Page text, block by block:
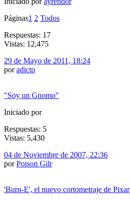
Páginas1 2 Todos
Respuestas: 17
Vistas: 12,475
29 de Mayo de 2011, 18:24
poradicto
"Soy un Gnomo"
Iniciado por
Respuestas: 5
Vistas: 5,430
04 de Noviembre de 2007, 22:36
porPoison Gilr
'Burn-E', el nuevo cortometraje de Pixar